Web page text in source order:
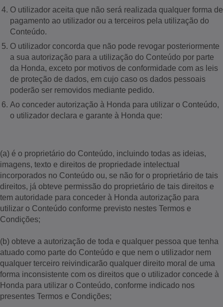
O utilizador aceita que não será realizada qualquer forma de
pagamento ao utilizador ou a terceiros pela utilização do
Conteúdo.
O utilizador concorda que não pode revogar posteriormente
a sua autorização para a utilização do Conteúdo por parte
da Honda, exceto por motivos de conformidade com as leis
de proteção de dados, em cujo caso os dados pessoais
poderão ser removidos mediante pedido.
Ao conceder autorização à Honda para utilizar o Conteúdo,
o utilizador declara e garante à Honda que:
(a) é o proprietário do Conteúdo, incluindo todas as ideias,
imagens, texto e direitos de propriedade intelectual
incorporados no Conteúdo ou, se não for o proprietário de tais
direitos, já obteve permissão do proprietário de tais direitos e
tem autoridade para conceder à Honda autorização para
utilizar o Conteúdo conforme previsto nestes Termos e
Condições;
(b) obteve a autorização de toda e qualquer pessoa que tenha
atuado como parte do Conteúdo e que nem o utilizador nem
qualquer terceiro reivindicarão qualquer direito moral de uma
forma inconsistente com os direitos que o utilizador concede à
Honda para utilizar o Conteúdo, conforme indicado nos
presentes Termos e Condições;